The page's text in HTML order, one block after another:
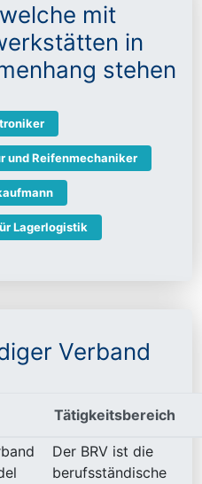
mit
in
stehen
und Reifenmechaniker
Lagerlogistik
Verband
Tätigkeitsbereich
Der BRV ist die
berufsständische